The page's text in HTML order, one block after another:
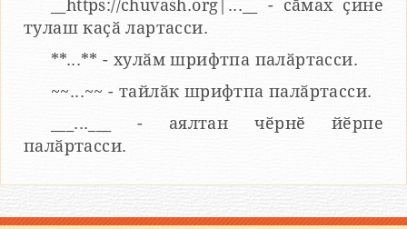
__https://chuvash.org|...__ - сӑмах ҫине
тулаш каҫӑ лартасси.
**...** - хулӑм шрифтпа палӑртасси.
~~...~~ - тайлӑк шрифтпа палӑртасси.
___...___ - аялтан чӗрнӗ йӗрпе
палӑртасси.